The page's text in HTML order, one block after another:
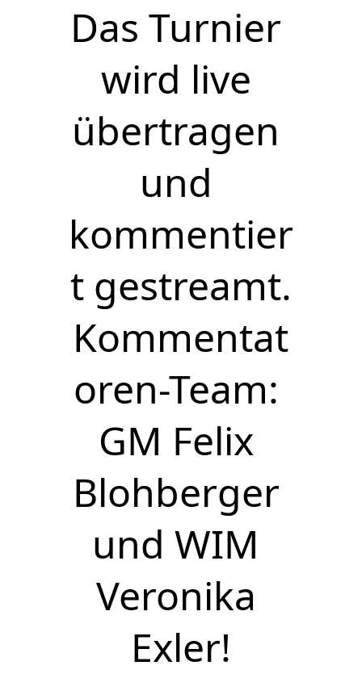
Das Turnier
wird live
übertragen
und
kommentier
t gestreamt.
Kommentat
oren-Team:
GM Felix
Blohberger
und WIM
Veronika
Exler!